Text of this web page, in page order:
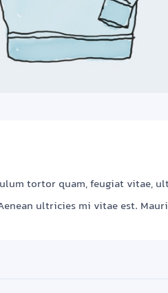
tortor quam, feugiat vitae,
ultricies mi vitae est.